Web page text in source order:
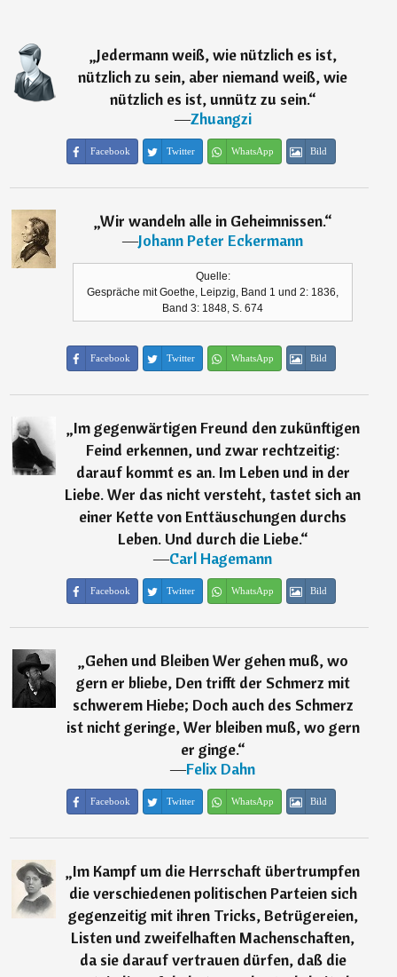
„Jedermann weiß, wie nützlich es ist,
nützlich zu sein, aber niemand weiß, wie
nützlich es ist, unnütz zu sein.“
―Zhuangzi
Facebook Twitter WhatsApp Bild
„Wir wandeln alle in Geheimnissen.“
―Johann Peter Eckermann
Quelle:
Gespräche mit Goethe, Leipzig, Band 1 und 2: 1836,
Band 3: 1848, S. 674
Facebook Twitter WhatsApp Bild
„Im gegenwärtigen Freund den zukünftigen
Feind erkennen, und zwar rechtzeitig:
darauf kommt es an. Im Leben und in der
Liebe. Wer das nicht versteht, tastet sich an
einer Kette von Enttäuschungen durchs
Leben. Und durch die Liebe.“
―Carl Hagemann
Facebook Twitter WhatsApp Bild
„Gehen und Bleiben Wer gehen muß, wo
gern er bliebe, Den trifft der Schmerz mit
schwerem Hiebe; Doch auch des Schmerz
ist nicht geringe, Wer bleiben muß, wo gern
er ginge.“
―Felix Dahn
Facebook Twitter WhatsApp Bild
„Im Kampf um die Herrschaft übertrumpfen
die verschiedenen politischen Parteien sich
gegenzeitig mit ihren Tricks, Betrügereien,
Listen und zweifelhaften Machenschaften,
da sie darauf vertrauen dürfen, daß die